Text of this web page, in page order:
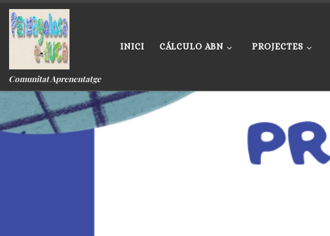
Skip to content
Comunitat Aprenentatge
INICI CÁLCULO ABN PROJECTES